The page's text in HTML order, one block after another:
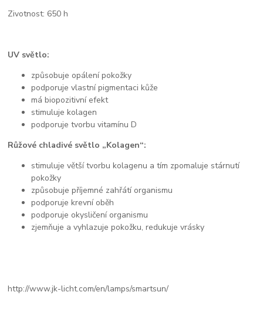
Zivotnost: 650 h
UV světlo:
způsobuje opálení pokožky
podporuje vlastní pigmentaci kůže
má biopozitivní efekt
stimuluje kolagen
podporuje tvorbu vitamínu D
Růžové chladivé světlo „Kolagen“:
stimuluje větší tvorbu kolagenu a tím zpomaluje stárnutí
pokožky
způsobuje příjemné zahřátí organismu
podporuje krevní oběh
podporuje okysličení organismu
zjemňuje a vyhlazuje pokožku, redukuje vrásky
http://www.jk-licht.com/en/lamps/smartsun/